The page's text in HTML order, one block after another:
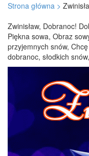
Strona główna >
Zwinisław, Dobranoc!
Piękna sowa, Obraz
przyjemnych snów,
dobranoc, słodkich